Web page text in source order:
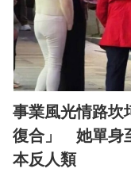
事業風光情路坎
復合」 她單身
本反人類